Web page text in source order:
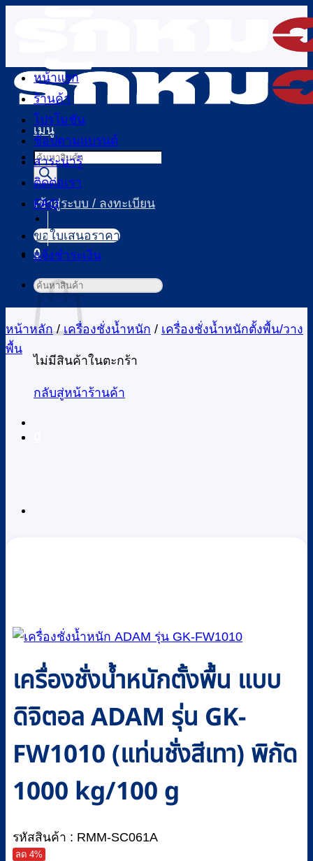
เนื้อหา
เมนู
Products
search
เข้าสู่ระบบ / ลงทะเบียน
0
ไม่มีสินค้าในตะกร้า
กลับสู่หน้าร้านค้า
หน้าแรก
ร้านค้า
โปรโมชัน
ช้อปตามแบรนด์
สาระน่ารู้
ติดต่อเรา
FAQ
ขอใบเสนอราคา
แจ้งชำระเงิน
ค้นหา:
หน้าหลัก / เครื่องชั่งน้ำหนัก / เครื่องชั่งน้ำหนักตั้งพื้น/วาง
พื้น
เครื่องชั่งน้ำหนักตั้งพื้น แบบ
ดิจิตอล ADAM รุ่น GK-
FW1010 (แท่นชั่งสีเทา) พิกัด
1000 kg/100 g
รหัสสินค้า : RMM-SC061A
ลด 4%